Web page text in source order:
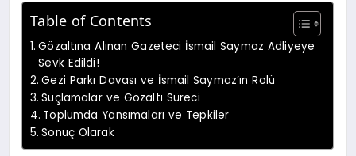
Table of Contents
Gözaltına Alınan Gazeteci İsmail Saymaz Adliyeye
Sevk Edildi!
Gezi Parkı Davası ve İsmail Saymaz’ın Rolü
Suçlamalar ve Gözaltı Süreci
Toplumda Yansımaları ve Tepkiler
Sonuç Olarak